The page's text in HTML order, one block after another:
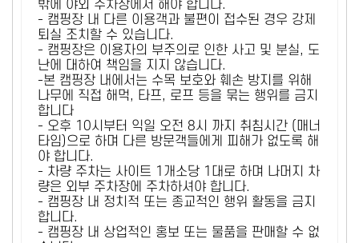
밖에 야외 주차장에서 해야 합니다.
- 캠핑장 내 다른 이용객과 불편이 접수된 경우 강제
퇴실 조치할 수 있습니다.
- 캠핑장은 이용자의 부주의로 인한 사고 및 분실, 도
난에 대하여 책임을 지지 않습니다.
-본 캠핑장 내에서는 수목 보호와 훼손 방지를 위해
나무에 직접 해먹, 타프, 로프 등을 묶는 행위를 금지
합니다
- 오후 10시부터 익일 오전 8시 까지 취침시간 (매너
타임)으로 하며 다른 방문객들에게 피해가 없도록 해
야 합니다.
- 차량 주차는 사이트 1개소당 1대로 하며 나머지 차
량은 외부 주차장에 주차하셔야 합니다.
- 캠핑장 내 정치적 또는 종교적인 행위 활동을 금지
합니다.
- 캠핑장 내 상업적인 홍보 또는 물품을 판매할 수 없